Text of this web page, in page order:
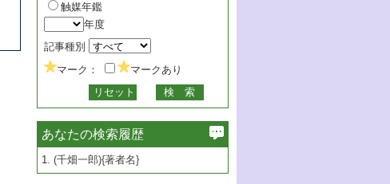
触媒年鑑
年度
記事種別
マーク：
マークあり
あなたの検索履歴
1. (千畑一郎){著者名}